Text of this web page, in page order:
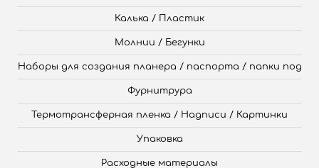
Калька / Пластик
Молнии / Бегунки
Наборы для создания планера / паспорта / папки под
Фурнитрура
Термотрансферная пленка / Надписи / Картинки
Упаковка
Расходные материалы